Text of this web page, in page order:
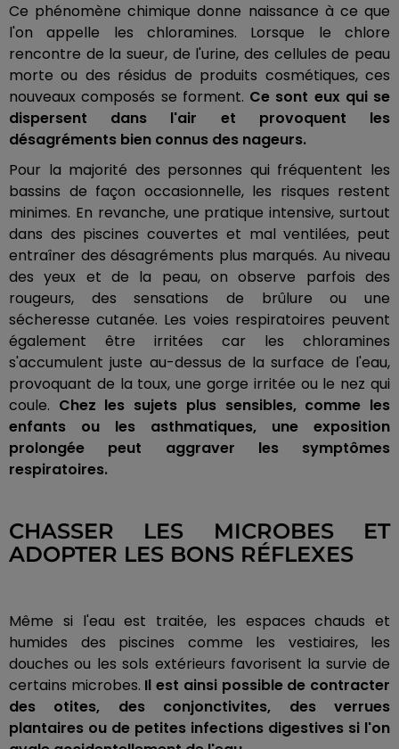
Ce phénomène chimique donne naissance à ce que
l'on appelle les chloramines. Lorsque le chlore
rencontre de la sueur, de l'urine, des cellules de peau
morte ou des résidus de produits cosmétiques, ces
nouveaux composés se forment. Ce sont eux qui se
dispersent dans l'air et provoquent les
désagréments bien connus des nageurs.
Pour la majorité des personnes qui fréquentent les
bassins de façon occasionnelle, les risques restent
minimes. En revanche, une pratique intensive, surtout
dans des piscines couvertes et mal ventilées, peut
entraîner des désagréments plus marqués. Au niveau
des yeux et de la peau, on observe parfois des
rougeurs, des sensations de brûlure ou une
sécheresse cutanée. Les voies respiratoires peuvent
également être irritées car les chloramines
s'accumulent juste au-dessus de la surface de l'eau,
provoquant de la toux, une gorge irritée ou le nez qui
coule. Chez les sujets plus sensibles, comme les
enfants ou les asthmatiques, une exposition
prolongée peut aggraver les symptômes
respiratoires.
CHASSER LES MICROBES ET
ADOPTER LES BONS RÉFLEXES
Même si l'eau est traitée, les espaces chauds et
humides des piscines comme les vestiaires, les
douches ou les sols extérieurs favorisent la survie de
certains microbes. Il est ainsi possible de contracter
des otites, des conjonctivites, des verrues
plantaires ou de petites infections digestives si l'on